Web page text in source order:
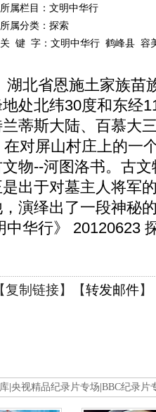
所属栏目： 文明中华行
所属分类：探索
关 键 字： 文明中华行 鹤峰县 容
湖北省恩施土家族苗
处北纬30度和东经
蒂斯大陆、百慕大
对屏山村庄上的一
物--河图洛书。古
出于对墓主人将军
演绎出了一段神秘
华行》 20120623
【复制链接】【转发邮件】
央视精品纪录片专场 BBC纪录片